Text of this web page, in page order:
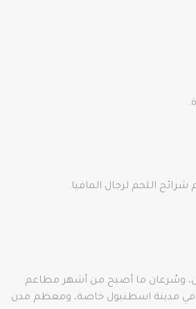
اللحم لرجال المافيا.
على مرأى من الزبائن، وسُرعان ما أصبح من أشهر مطاعم
في مدينة اسطنبول خاصة، ومعظم مدن